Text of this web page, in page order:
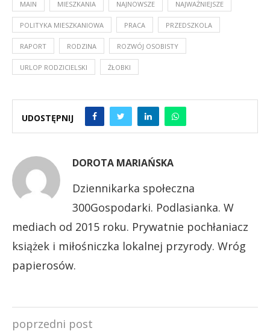
MAIN MIESZKANIA NAJNOWSZE NAJWAŻNIEJSZE
POLITYKA MIESZKANIOWA PRACA PRZEDSZKOLA
RAPORT RODZINA ROZWÓJ OSOBISTY
URLOP RODZICIELSKI ŻŁOBKI
UDOSTĘPNIJ
DOROTA MARIAŃSKA
Dziennikarka społeczna
300Gospodarki. Podlasianka. W
mediach od 2015 roku. Prywatnie pochłaniacz
książek i miłośniczka lokalnej przyrody. Wróg
papierosów.
poprzedni post